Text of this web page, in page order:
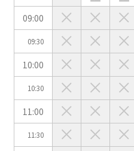
09:00
09:30
10:00
10:30
11:00
11:30
時間単位で選ぶ
人数／レイアウト ※複
スクール
2名掛け
3